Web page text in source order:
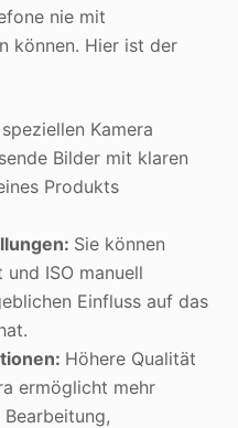
nie mit
können. Hier ist der
Kamera
Bilder mit klaren
Produkts
Sie können
und ISO manuell
Einfluss auf das
Höhere Qualität
ermöglicht mehr